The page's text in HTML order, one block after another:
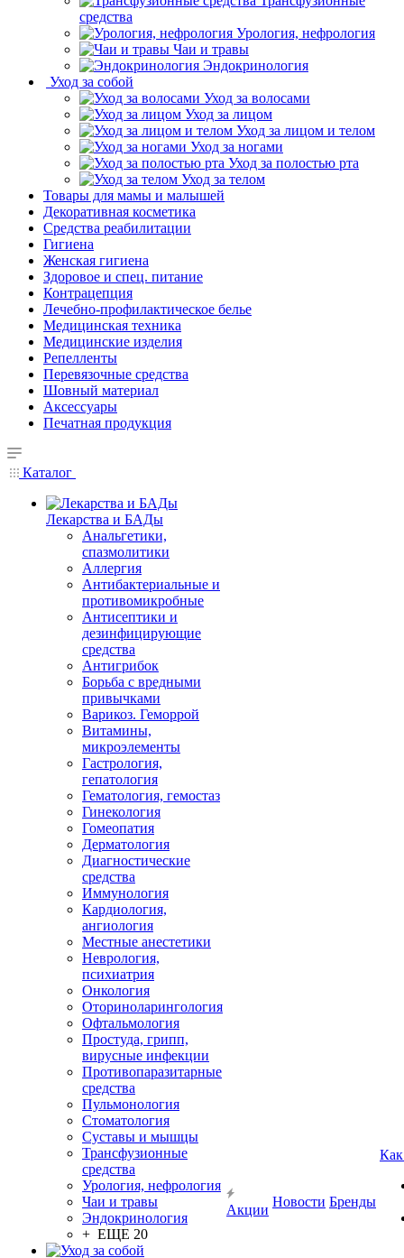
средства
Урология, нефрология
Чаи и травы
Эндокринология
Уход за собой
Уход за волосами
Уход за лицом
Уход за лицом и телом
Уход за ногами
Уход за полостью рта
Уход за телом
Товары для мамы и малышей
Декоративная косметика
Средства реабилитации
Гигиена
Женская гигиена
Здоровое и спец. питание
Контрацепция
Лечебно-профилактическое белье
Медицинская техника
Медицинские изделия
Репелленты
Перевязочные средства
Шовный материал
Аксессуары
Печатная продукция
Каталог
Лекарства и БАДы
Анальгетики,
спазмолитики
Аллергия
Антибактериальные и
противомикробные
Антисептики и
дезинфицирующие
средства
Антигрибок
Борьба с вредными
привычками
Варикоз. Геморрой
Витамины,
микроэлементы
Гастрология,
гепатология
Гематология, гемостаз
Гинекология
Гомеопатия
Дерматология
Диагностические
средства
Иммунология
Кардиология,
ангиология
Местные анестетики
Неврология,
психиатрия
Онкология
Оториноларингология
Офтальмология
Простуда, грипп,
вирусные инфекции
Противопаразитарные
средства
Пульмонология
Стоматология
Суставы и мышцы
Трансфузионные
средства
Урология, нефрология
Чаи и травы
Эндокринология
+ ЕЩЕ 20
Акции
Новости Бренды